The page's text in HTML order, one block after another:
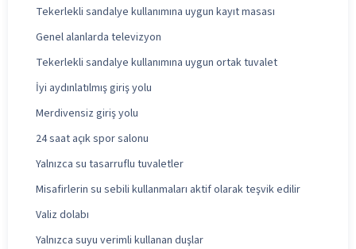
Tekerlekli sandalye kullanımına uygun kayıt masası
Genel alanlarda televizyon
Tekerlekli sandalye kullanımına uygun ortak tuvalet
İyi aydınlatılmış giriş yolu
Merdivensiz giriş yolu
24 saat açık spor salonu
Yalnızca su tasarruflu tuvaletler
Misafirlerin su sebili kullanmaları aktif olarak teşvik edilir
Valiz dolabı
Yalnızca suyu verimli kullanan duşlar